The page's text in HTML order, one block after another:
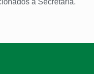
à Secretaria.